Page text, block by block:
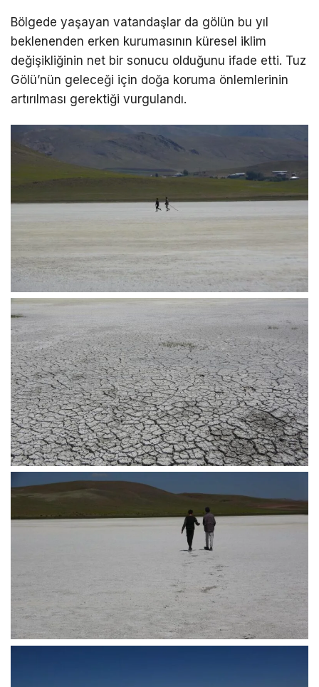
Bölgede yaşayan vatandaşlar da gölün bu yıl
beklenenden erken kurumasının küresel iklim
değişikliğinin net bir sonucu olduğunu ifade etti. Tuz
Gölü’nün geleceği için doğa koruma önlemlerinin
artırılması gerektiği vurgulandı.